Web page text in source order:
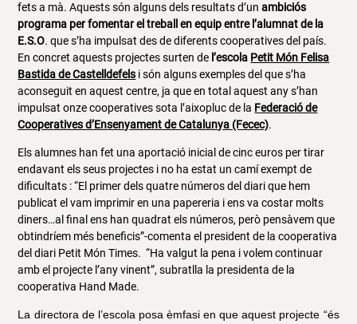
fets a mà. Aquests són alguns dels resultats d’unambiciós
programa per fomentar el treball en equip entre l’alumnat de la
E.S.O. que s’ha impulsat des de diferents cooperatives del país.
En concret aquests projectes surten de l’escola Petit Món Felisa
Bastida de Castelldefels i són alguns exemples del que s’ha
aconseguit en aquest centre, ja que en total aquest any s’han
impulsat onze cooperatives sota l’aixopluc de la Federació de
Cooperatives d’Ensenyament de Catalunya (Fecec).
Els alumnes han fet una aportació inicial de cinc euros per tirar
endavant els seus projectes i no ha estat un camí exempt de
dificultats : “El primer dels quatre números del diari que hem
publicat el vam imprimir en una papereria i ens va costar molts
diners…al final ens han quadrat els números, però pensàvem que
obtindríem més beneficis”-comenta el president de la cooperativa
del diari Petit Món Times. “Ha valgut la pena i volem continuar
amb el projecte l’any vinent”, subratlla la presidenta de la
cooperativa Hand Made.
La directora de l’escola posa èmfasi en que aquest projecte “és